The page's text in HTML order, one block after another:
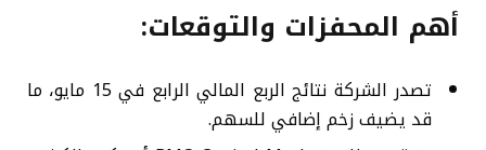
أهم المحفزات والتوقعات:
تصدر الشركة نتائج الربع المالي الرابع في 15 مايو، ما
قد يضيف زخم إضافي للسهم.